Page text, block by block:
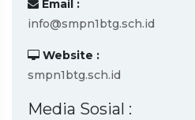
Email :
info@smpn1btg.sch.id
Website :
smpn1btg.sch.id
Media Sosial :